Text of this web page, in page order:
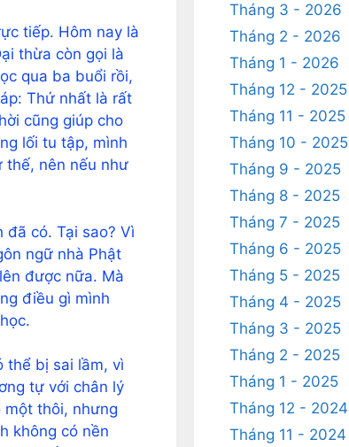
tiếp. Hôm nay là
thừa còn gọi là
qua ba buổi rồi,
Thứ nhất là rất
cũng giúp cho
lối tu tập, mình
thế, nên nếu như
có. Tại sao? Vì
ngữ nhà Phật
được nữa. Mà
điều gì mình
thể bị sai lầm, vì
tự với chân lý
thôi, nhưng
không có nền
Tháng 3 - 2026
Tháng 2 - 2026
Tháng 1 - 2026
Tháng 12 - 2025
Tháng 11 - 2025
Tháng 10 - 2025
Tháng 9 - 2025
Tháng 8 - 2025
Tháng 7 - 2025
Tháng 6 - 2025
Tháng 5 - 2025
Tháng 4 - 2025
Tháng 3 - 2025
Tháng 2 - 2025
Tháng 1 - 2025
Tháng 12 - 2024
Tháng 11 - 2024